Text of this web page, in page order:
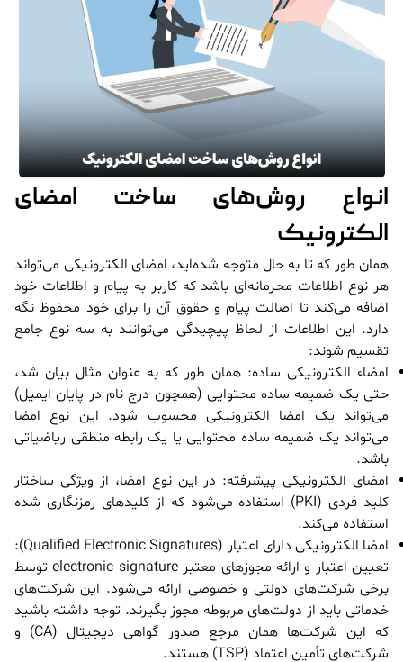
انواع روش‌های ساخت امضای
الکترونیک
همان طور که تا به حال متوجه شده‌اید، امضای الکترونیکی می‌تواند
هر نوع اطلاعات محرمانه‌ای باشد که کاربر به پیام و اطلاعات خود
اضافه می‌کند تا اصالت پیام و حقوق آن را برای خود محفوظ نگه
دارد. این اطلاعات از لحاظ پیچیدگی می‌توانند به سه نوع جامع
تقسیم شوند:
امضاء الکترونیکی ساده: همان طور که به عنوان مثال بیان شد،
حتی یک ضمیمه ساده محتوایی (همچون درج نام در پایان ایمیل)
می‌تواند یک امضا الکترونیکی محسوب شود. این نوع امضا
می‌تواند یک ضمیمه ساده محتوایی یا یک رابطه منطقی ریاضیاتی
باشد.
امضای الکترونیکی پیشرفته: در این نوع امضا، از ویژگی ساختار
کلید فردی (PKI) استفاده می‌شود که از کلیدهای رمزنگاری شده
استفاده می‌کند.
امضا الکترونیکی دارای اعتبار (Qualified Electronic Signatures):
تعیین اعتبار و ارائه مجوزهای معتبر electronic signature توسط
برخی شرکت‌های دولتی و خصوصی ارائه می‌شود. این شرکت‌های
خدماتی باید از دولت‌های مربوطه مجوز بگیرند. توجه داشته باشید
که این شرکت‌ها همان مرجع صدور گواهی دیجیتال (CA) و
شرکت‌های تأمین اعتماد (TSP) هستند.